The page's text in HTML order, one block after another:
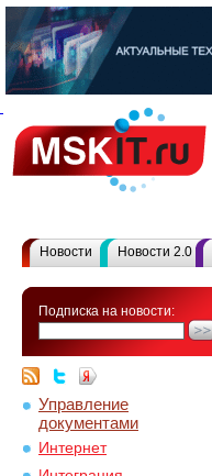
Новости Новости 2.0
Подписка на новости:
Управление
документами
Интернет